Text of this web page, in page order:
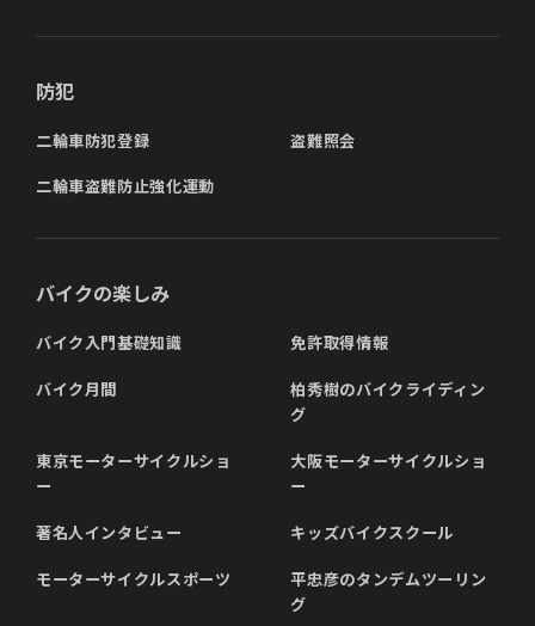
防犯
二輪車防犯登録 盗難照会
二輪車盗難防止強化運動
バイクの楽しみ
バイク入門基礎知識 免許取得情報
バイク月間
柏秀樹のバイクライディン
グ
東京モーターサイクルショ
ー
大阪モーターサイクルショ
ー
著名人インタビュー キッズバイクスクール
モーターサイクルスポーツ
平忠彦のタンデムツーリン
グ